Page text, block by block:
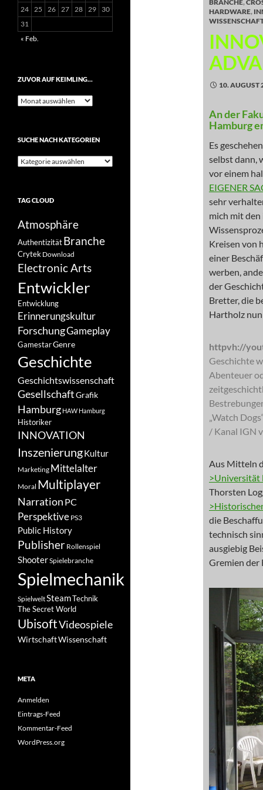
BRANCHE,
HARDWARE,
10. AUGUST
An der
Hamburg
Es
selbst dann,
vor einem
EIGENER
sehr
mich mit
Kreisen von
einer
werben,
der
Bretter, die
Hartholz
httpvh://
Geschichte
Abenteuer
„Watch
/ Kanal IGN
Aus Mitteln
>Universität
Thorsten
die
technisch
ausgiebig
Gremien
24 25 26 27 28 29
30
31
« Feb.
ZUVOR AUF KEIMLING…
Zuvor
SUCHE NACH KATEGORIEN
Suche
TAG CLOUD
Atmosphäre
Authentizität Branche
Crytek Download
Electronic Arts
Entwickler
Entwicklung
Erinnerungskultur
ForschungGameplay
GamestarGenre
Geschichte
Geschichtswissenschaft
GesellschaftGrafik
Hamburg HAW Hamburg
Historiker
INNOVATION
InszenierungKultur
Marketing Mittelalter
Moral Multiplayer
Narration PC
Perspektive PS3
Public History
Publisher Rollenspiel
ShooterSpielebranche
Spielmechanik
SpielweltSteamTechnik
The Secret World
UbisoftVideospiele
WirtschaftWissenschaft
META
Anmelden
Eintrags-Feed
Kommentar-Feed
WordPress.org